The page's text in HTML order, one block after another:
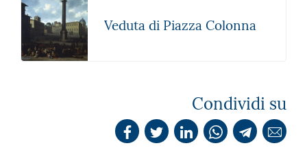
Veduta di Piazza Colonna
Condividi su